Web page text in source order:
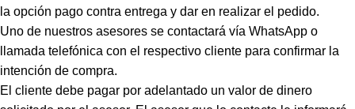
la opción pago contra entrega y dar en realizar el pedido.
Uno de nuestros asesores se contactará vía WhatsApp o
llamada telefónica con el respectivo cliente para confirmar la
intención de compra.
El cliente debe pagar por adelantado un valor de dinero